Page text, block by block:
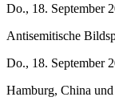
Do., 18. September
Antisemitische
Do., 18. September
Hamburg, China